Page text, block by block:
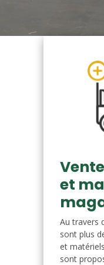
et
Au travers
sont plus
et
sont